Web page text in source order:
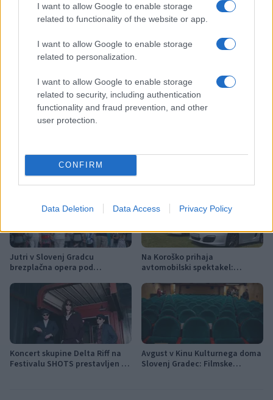
I want to allow Google to enable storage
related to functionality of the website or app.
I want to allow Google to enable storage
related to personalization.
I want to allow Google to enable storage
related to security, including authentication
functionality and fraud prevention, and other
user protection.
CONFIRM
Data Deletion Data Access Privacy Policy
Kategorije: Kultura Kultura
Ključne besede: hans has
kpm
muzej slovenj gradec
Primož Trubar
razstava
reformacija zgodovina
Več iz kraja Slovenj Gradec
Jutri v Slovenj Gradcu
brezplačna opera pod
zazvenel Ljubezenski napoj
Na Koroško prihaja
avtomobilski spektakel:
progah in atraktivni Car Meet
Koncert skupine Delta Riff na
Festivalu SHOTS prestavljen na
Avgust v Kinu Kulturnega doma
Slovenj Gradec: Filmske